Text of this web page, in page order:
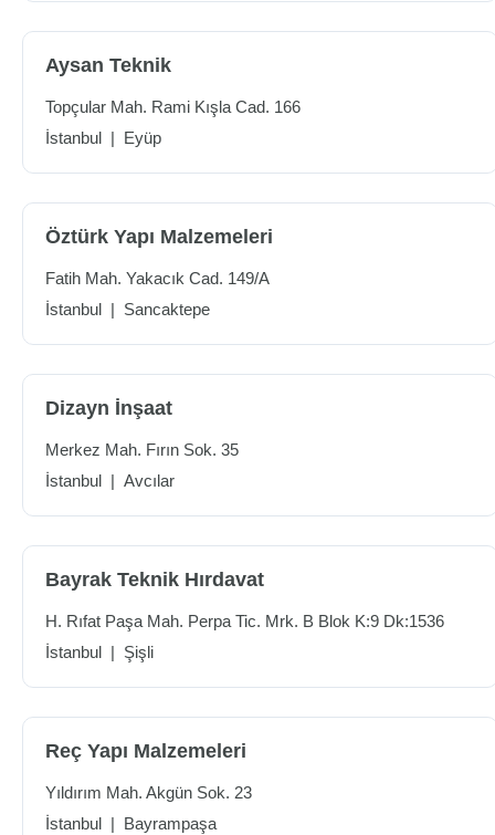
Aysan Teknik
Topçular Mah. Rami Kışla Cad. 166
İstanbul | Eyüp
Öztürk Yapı Malzemeleri
Fatih Mah. Yakacık Cad. 149/A
İstanbul | Sancaktepe
Dizayn İnşaat
Merkez Mah. Fırın Sok. 35
İstanbul | Avcılar
Bayrak Teknik Hırdavat
H. Rıfat Paşa Mah. Perpa Tic. Mrk. B Blok K:9 Dk:1536
İstanbul | Şişli
Reç Yapı Malzemeleri
Yıldırım Mah. Akgün Sok. 23
İstanbul | Bayrampaşa